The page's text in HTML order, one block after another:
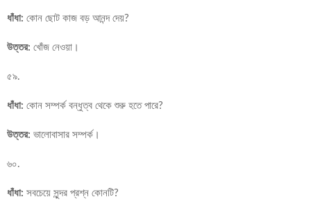
ধাঁধা: কোন ছোট কাজ বড় আনন্দ দেয়?
উত্তর: খোঁজ নেওয়া।
৫৯.
ধাঁধা: কোন সম্পর্ক বন্ধুত্ব থেকে শুরু হতে পারে?
উত্তর: ভালোবাসার সম্পর্ক।
৬০.
ধাঁধা: সবচেয়ে সুন্দর প্রশ্ন কোনটি?